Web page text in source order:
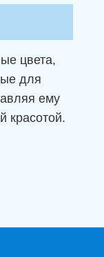
цвета,
для
ему
красотой.